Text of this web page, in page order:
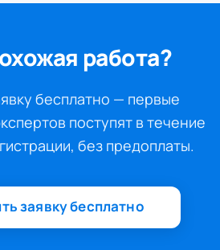
работа?
бесплатно — первые
поступят в течение
без предоплаты.
заявку бесплатно